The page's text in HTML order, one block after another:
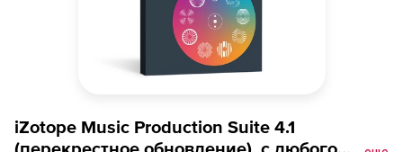
iZotope Music Production Suite 4.1